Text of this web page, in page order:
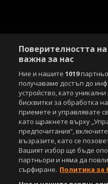
Copyright © 2007-2026 Агенция
Този уебсайт е собственост на
За нас Екип За рекламa
Етични правила на НСС
Лични
Управление на предпочитания
Поверителността
важна за нас
Ние и нашите1019
получаваме достъп до
устройство, като
бисквитки за обработка
приемете и управлявате
като щракнете върху
предпочитания“,
възразите, като се
Вашият избор ще бъде
партньори и няма да
сърфиране. Политика за